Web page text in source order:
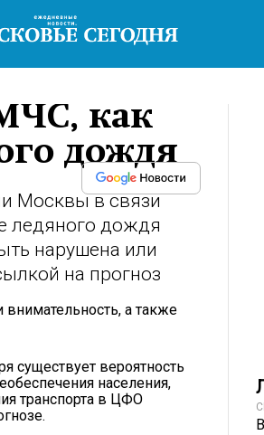
как
дождя
Москвы в связи
ледяного дождя
нарушена или
на прогноз
а также
вероятность
населения,
транспорта в ЦФО